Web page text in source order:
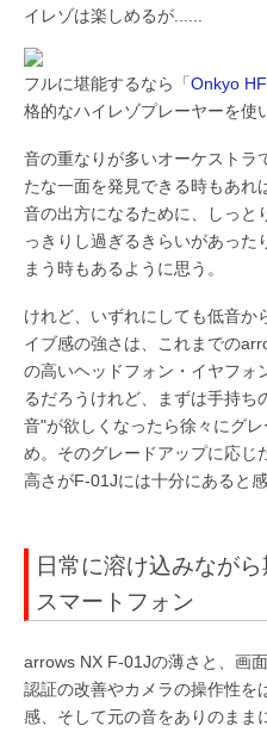
イレゾは楽しめるが......
フルに堪能するなら「Onkyo
格的なハイレゾプレーヤーを使
音の重なりが多いオーケストラ
たな一面を発見できる時もあれ
音の出方になるために、しっと
っきりし過ぎるきらいがあった
まう時もあるように思う。
けれど、いずれにしても低音か
イブ感の強さは、これまでの
の高いヘッドフォン・イヤフォ
るだろうけれど、まずは手持ち
音"が欲しくなったら徐々にグ
め。そのグレードアップに応じ
高さがF-01Jには十分にあると感
日常に溶け込みなが
スマートフォン
arrows NX F-01Jの薄さと、画
認証の改善やカメラの操作性を
感、そして元の音をありのまま